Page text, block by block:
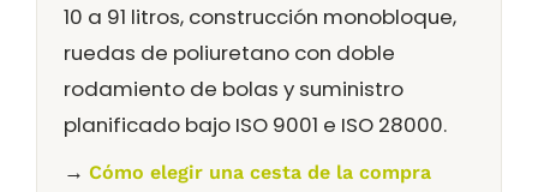
10 a 91 litros, construcción monobloque,
ruedas de poliuretano con doble
rodamiento de bolas y suministro
planificado bajo ISO 9001 e ISO 28000.
→Cómo elegir una cesta de la compra